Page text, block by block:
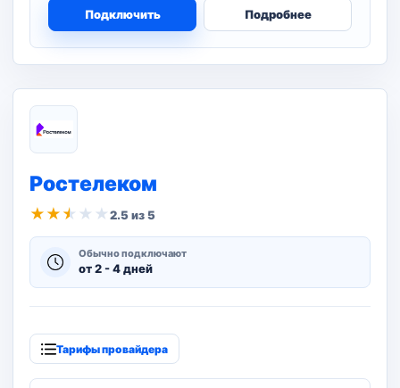
Подключить Подробнее
Ростелеком
★ ★ ★ ★ ★2.5 из 5
Обычно подключают
от 2 - 4 дней
Тарифы провайдера